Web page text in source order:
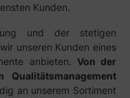
Kunden.
und der stetigen
unseren Kunden eines
anbieten. Von der
an unserem Sortiment